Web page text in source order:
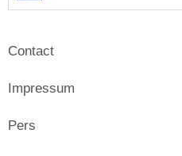
Contact
Impressum
Pers